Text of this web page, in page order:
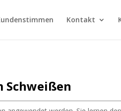
Kontakt
Schweißen